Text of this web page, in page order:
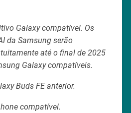
Galaxy compatível. Os
da Samsung serão
até o final de 2025
Galaxy compatíveis.
Buds FE anterior.
compatível.